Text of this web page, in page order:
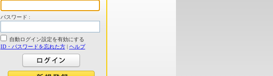
パスワード :
自動ログイン設定を有効にする
ID・パスワードを忘れた方| ヘルプ